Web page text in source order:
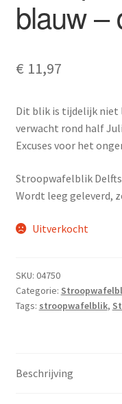
blauw –
€ 11,97
Dit blik is tijdelijk niet
verwacht rond half
Excuses voor het
Stroopwafelblik Delfts
Wordt leeg geleverd,
Uitverkocht
SKU: 04750
Categorie:
Tags: stroopwafelblik,
Beschrijving